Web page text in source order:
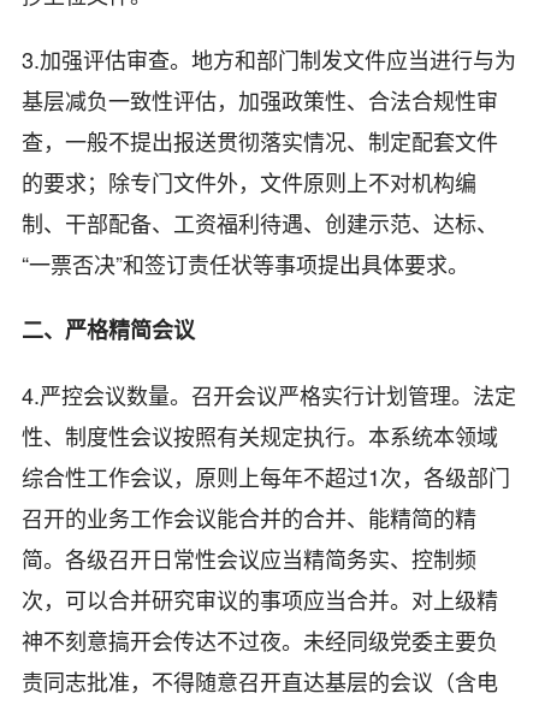
3.加强评估审查。地方和部门制发文件应当进行与为
基层减负一致性评估，加强政策性、合法合规性审
查，一般不提出报送贯彻落实情况、制定配套文件
的要求；除专门文件外，文件原则上不对机构编
制、干部配备、工资福利待遇、创建示范、达标、
“一票否决”和签订责任状等事项提出具体要求。
二、严格精简会议
4.严控会议数量。召开会议严格实行计划管理。法定
性、制度性会议按照有关规定执行。本系统本领域
综合性工作会议，原则上每年不超过1次，各级部门
召开的业务工作会议能合并的合并、能精简的精
简。各级召开日常性会议应当精简务实、控制频
次，可以合并研究审议的事项应当合并。对上级精
神不刻意搞开会传达不过夜。未经同级党委主要负
责同志批准，不得随意召开直达基层的会议（含电